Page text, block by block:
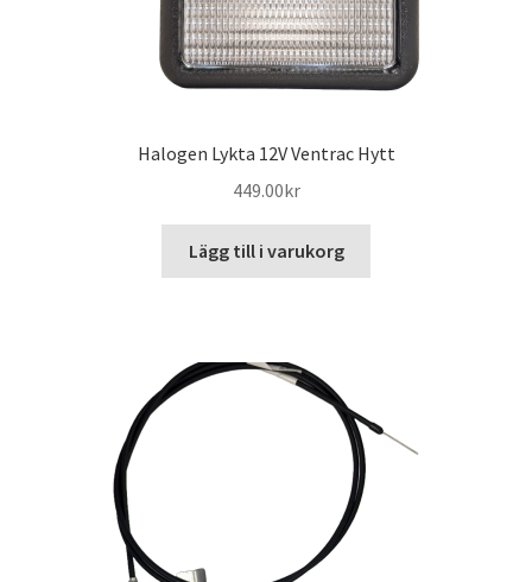
Halogen Lykta 12V Ventrac Hytt
449.00kr
Lägg till i varukorg